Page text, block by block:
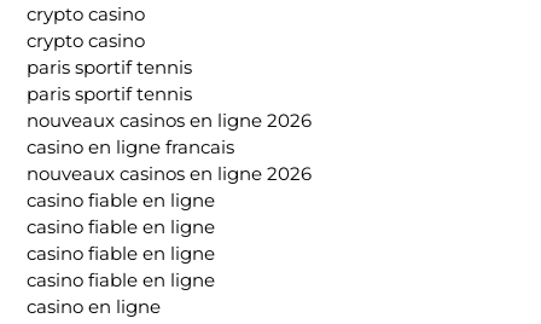
crypto casino
crypto casino
paris sportif tennis
paris sportif tennis
nouveaux casinos en ligne 2026
casino en ligne francais
nouveaux casinos en ligne 2026
casino fiable en ligne
casino fiable en ligne
casino fiable en ligne
casino fiable en ligne
casino en ligne